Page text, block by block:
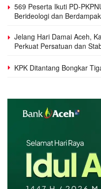
569 Peserta Ikuti PD-
Berideologi dan Berdampak
Jelang Hari Damai Aceh,
Perkuat Persatuan dan
KPK Ditantang Bongkar